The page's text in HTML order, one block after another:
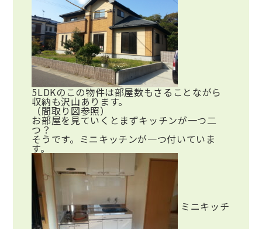
5LDKのこの物件は部屋数もさることながら
収納も沢山あります。
（間取り図参照）
お部屋を見ていくとまずキッチンが一つ二
つ？
そうです。ミニキッチンが一つ付いていま
す。
ミニキッチ